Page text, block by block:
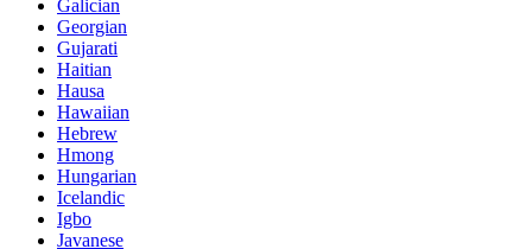
Galician
Georgian
Gujarati
Haitian
Hausa
Hawaiian
Hebrew
Hmong
Hungarian
Icelandic
Igbo
Javanese